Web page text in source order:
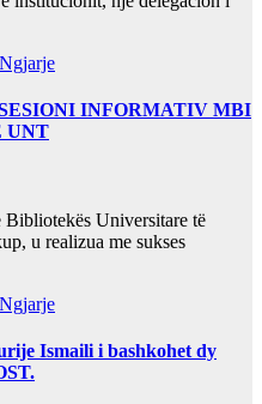
INFORMATIV MBI
UNT
Universitare të
u realizua me sukses
Ismaili i bashkohet dy